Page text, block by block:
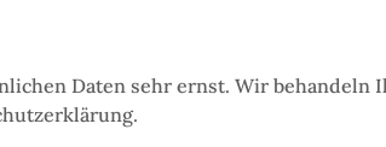
Daten sehr ernst. Wir